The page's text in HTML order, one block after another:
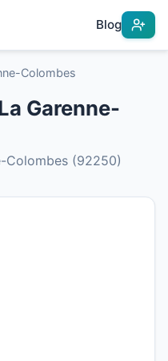
Blog
Colombes
Garenne-
Colombes (92250)